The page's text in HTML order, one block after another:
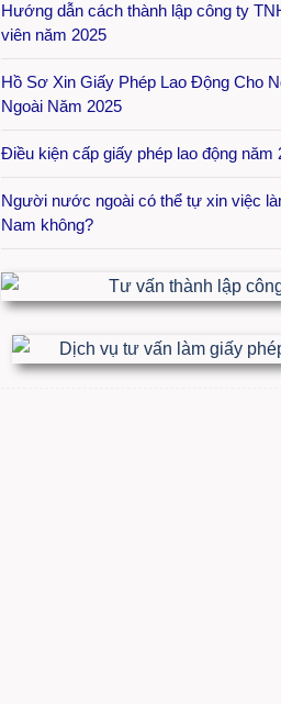
Hướng dẫn cách thành lập công ty
viên năm 2025
Hồ Sơ Xin Giấy Phép Lao Động Cho
Ngoài Năm 2025
Điều kiện cấp giấy phép lao động năm
Người nước ngoài có thể tự xin việc
Nam không?